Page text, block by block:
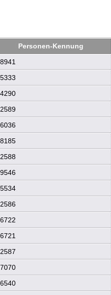
Personen-Kennung